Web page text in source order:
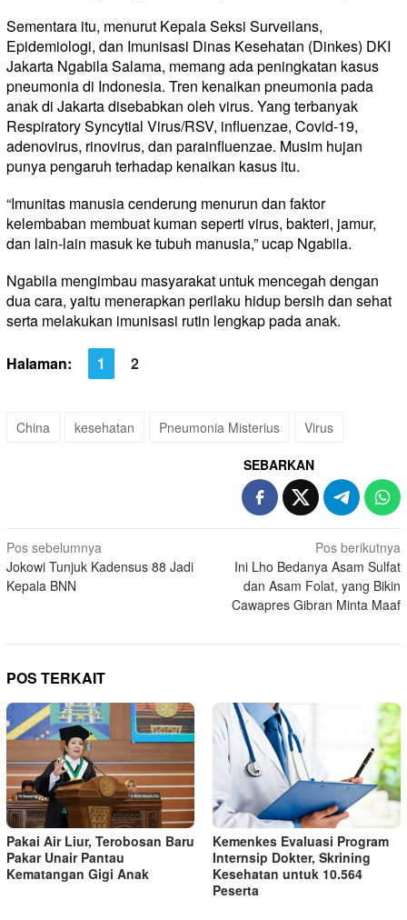
Sementara itu, menurut Kepala Seksi Surveilans,
Epidemiologi, dan Imunisasi Dinas Kesehatan (Dinkes) DKI
Jakarta Ngabila Salama, memang ada peningkatan kasus
pneumonia di Indonesia. Tren kenaikan pneumonia pada
anak di Jakarta disebabkan oleh virus. Yang terbanyak
Respiratory Syncytial Virus/RSV, influenzae, Covid-19,
adenovirus, rinovirus, dan parainfluenzae. Musim hujan
punya pengaruh terhadap kenaikan kasus itu.
“Imunitas manusia cenderung menurun dan faktor
kelembaban membuat kuman seperti virus, bakteri, jamur,
dan lain-lain masuk ke tubuh manusia,” ucap Ngabila.
Ngabila mengimbau masyarakat untuk mencegah dengan
dua cara, yaitu menerapkan perilaku hidup bersih dan sehat
serta melakukan imunisasi rutin lengkap pada anak.
Halaman: 1 2
China kesehatan Pneumonia Misterius Virus
SEBARKAN
Navigasi
pos
Pos sebelumnya
Jokowi Tunjuk Kadensus 88 Jadi
Kepala BNN
Pos berikutnya
Ini Lho Bedanya Asam Sulfat
dan Asam Folat, yang Bikin
Cawapres Gibran Minta Maaf
POS TERKAIT
Pakai Air Liur, Terobosan Baru
Pakar Unair Pantau
Kematangan Gigi Anak
Kemenkes Evaluasi Program
Internsip Dokter, Skrining
Kesehatan untuk 10.564
Peserta